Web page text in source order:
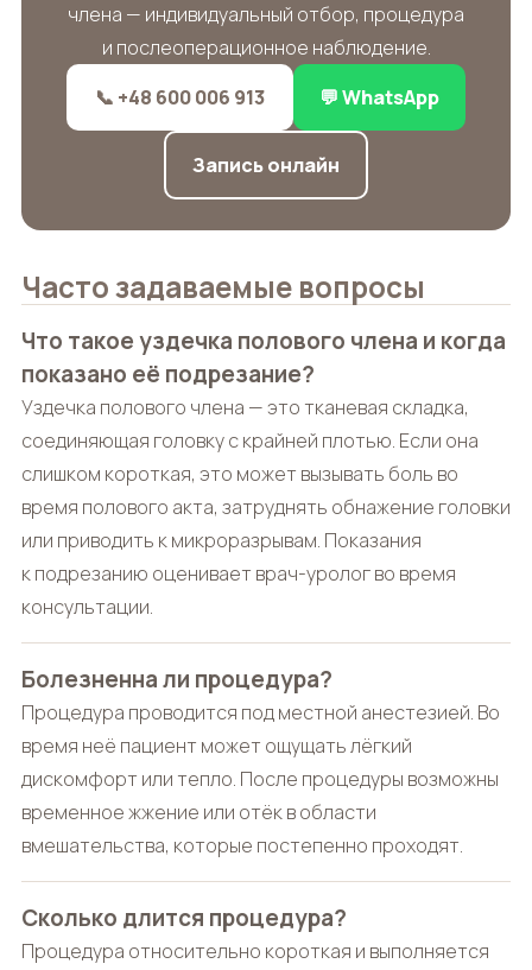
члена — индивидуальный отбор, процедура
и послеоперационное наблюдение.
📞 +48 600 006 913
💬 WhatsApp
Запись онлайн
Часто задаваемые вопросы
Что такое уздечка полового члена и когда
показано её подрезание?
Уздечка полового члена — это тканевая складка,
соединяющая головку с крайней плотью. Если она
слишком короткая, это может вызывать боль во
время полового акта, затруднять обнажение головки
или приводить к микроразрывам. Показания
к подрезанию оценивает врач-уролог во время
консультации.
Болезненна ли процедура?
Процедура проводится под местной анестезией. Во
время неё пациент может ощущать лёгкий
дискомфорт или тепло. После процедуры возможны
временное жжение или отёк в области
вмешательства, которые постепенно проходят.
Сколько длится процедура?
Процедура относительно короткая и выполняется